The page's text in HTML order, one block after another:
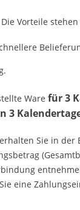
Vorteile
Ware für 3
3
Sie in
eine